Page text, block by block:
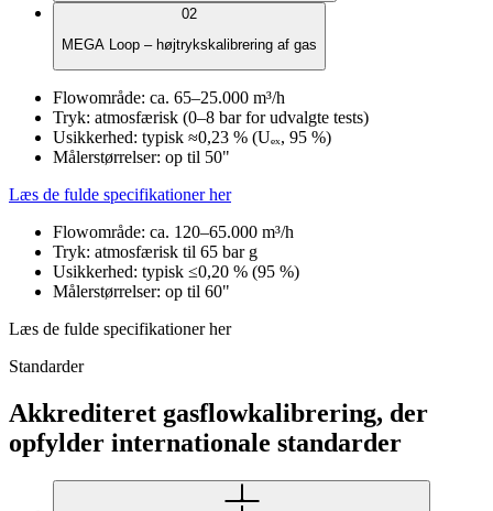
02
MEGA Loop – højtrykskalibrering af gas
Flowområde: ca. 65–25.000 m³/h
Tryk: atmosfærisk (0–8 bar for udvalgte tests)
Usikkerhed: typisk ≈0,23 % (Uₑₓ, 95 %)
Målerstørrelser: op til 50"
Læs de fulde specifikationer her
Flowområde: ca. 120–65.000 m³/h
Tryk: atmosfærisk til 65 bar g
Usikkerhed: typisk ≤0,20 % (95 %)
Målerstørrelser: op til 60"
Læs de fulde specifikationer her
Standarder
Akkrediteret gasflowkalibrering, der
opfylder internationale standarder